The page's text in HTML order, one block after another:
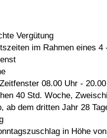
Vergütung
im Rahmen eines 4
08.00 Uhr -
40 Std. Woche,
ab dem dritten Jahr 28
in Höhe